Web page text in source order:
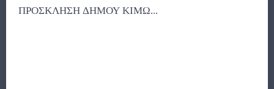
ΠΡΟΣΚΛΗΣΗ ΔΗΜΟΥ ΚΙΜΩ...